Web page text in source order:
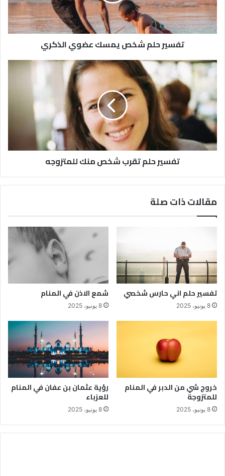
تفسير حلم شخص يمسك عضوي الذكري
تفسير حلم تقرب شخص منك للمتزوجه
مقالات ذات صلة
تفسير حلم اني حارس شخصي
8 يونيو، 2025
شمع الاذن في المنام
8 يونيو، 2025
خروج شي من الدبر في المنام
للمتزوجة
8 يونيو، 2025
رؤية عثمان بن عفان في المنام
للعزباء
8 يونيو، 2025